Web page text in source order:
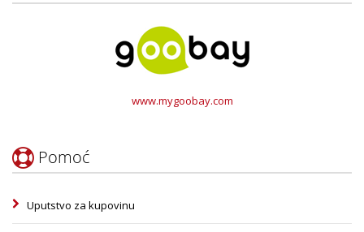
www.mygoobay.com
Pomoć
Uputstvo za kupovinu